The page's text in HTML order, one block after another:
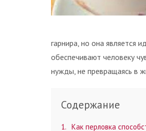
гарнира, но она является
обеспечивают человеку
нужды, не превращаясь в
Содержание
1
Как перловка